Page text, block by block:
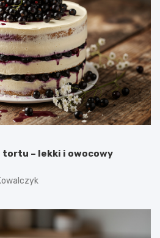
tortu – lekki i owocowy